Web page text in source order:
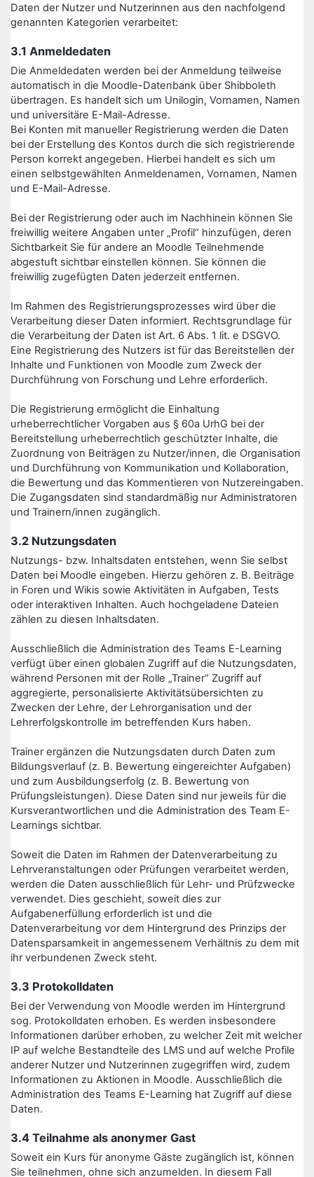
Daten der Nutzer und Nutzerinnen aus den nachfolgend
genannten Kategorien verarbeitet:
3.1 Anmeldedaten
Die Anmeldedaten werden bei der Anmeldung teilweise
automatisch in die Moodle-Datenbank über Shibboleth
übertragen. Es handelt sich um Unilogin, Vornamen, Namen
und universitäre E-Mail-Adresse.
Bei Konten mit manueller Registrierung werden die Daten
bei der Erstellung des Kontos durch die sich registrierende
Person korrekt angegeben. Hierbei handelt es sich um
einen selbstgewählten Anmeldenamen, Vornamen, Namen
und E-Mail-Adresse.
Bei der Registrierung oder auch im Nachhinein können Sie
freiwillig weitere Angaben unter „Profil“ hinzufügen, deren
Sichtbarkeit Sie für andere an Moodle Teilnehmende
abgestuft sichtbar einstellen können. Sie können die
freiwillig zugefügten Daten jederzeit entfernen.
Im Rahmen des Registrierungsprozesses wird über die
Verarbeitung dieser Daten informiert. Rechtsgrundlage für
die Verarbeitung der Daten ist Art. 6 Abs. 1 lit. e DSGVO.
Eine Registrierung des Nutzers ist für das Bereitstellen der
Inhalte und Funktionen von Moodle zum Zweck der
Durchführung von Forschung und Lehre erforderlich.
Die Registrierung ermöglicht die Einhaltung
urheberrechtlicher Vorgaben aus § 60a UrhG bei der
Bereitstellung urheberrechtlich geschützter Inhalte, die
Zuordnung von Beiträgen zu Nutzer/innen, die Organisation
und Durchführung von Kommunikation und Kollaboration,
die Bewertung und das Kommentieren von Nutzereingaben.
Die Zugangsdaten sind standardmäßig nur Administratoren
und Trainern/innen zugänglich.
3.2 Nutzungsdaten
Nutzungs- bzw. Inhaltsdaten entstehen, wenn Sie selbst
Daten bei Moodle eingeben. Hierzu gehören z. B. Beiträge
in Foren und Wikis sowie Aktivitäten in Aufgaben, Tests
oder interaktiven Inhalten. Auch hochgeladene Dateien
zählen zu diesen Inhaltsdaten.
Ausschließlich die Administration des Teams E-Learning
verfügt über einen globalen Zugriff auf die Nutzungsdaten,
während Personen mit der Rolle „Trainer“ Zugriff auf
aggregierte, personalisierte Aktivitätsübersichten zu
Zwecken der Lehre, der Lehrorganisation und der
Lehrerfolgskontrolle im betreffenden Kurs haben.
Trainer ergänzen die Nutzungsdaten durch Daten zum
Bildungsverlauf (z. B. Bewertung eingereichter Aufgaben)
und zum Ausbildungserfolg (z. B. Bewertung von
Prüfungsleistungen). Diese Daten sind nur jeweils für die
Kursverantwortlichen und die Administration des Team E-
Learnings sichtbar.
Soweit die Daten im Rahmen der Datenverarbeitung zu
Lehrveranstaltungen oder Prüfungen verarbeitet werden,
werden die Daten ausschließlich für Lehr- und Prüfzwecke
verwendet. Dies geschieht, soweit dies zur
Aufgabenerfüllung erforderlich ist und die
Datenverarbeitung vor dem Hintergrund des Prinzips der
Datensparsamkeit in angemessenem Verhältnis zu dem mit
ihr verbundenen Zweck steht.
3.3 Protokolldaten
Bei der Verwendung von Moodle werden im Hintergrund
sog. Protokolldaten erhoben. Es werden insbesondere
Informationen darüber erhoben, zu welcher Zeit mit welcher
IP auf welche Bestandteile des LMS und auf welche Profile
anderer Nutzer und Nutzerinnen zugegriffen wird, zudem
Informationen zu Aktionen in Moodle. Ausschließlich die
Administration des Teams E-Learning hat Zugriff auf diese
Daten.
3.4 Teilnahme als anonymer Gast
Soweit ein Kurs für anonyme Gäste zugänglich ist, können
Sie teilnehmen, ohne sich anzumelden. In diesem Fall